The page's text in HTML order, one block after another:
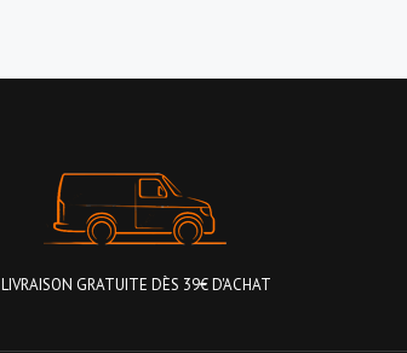
LIVRAISON GRATUITE DÈS 39€ D'ACHAT